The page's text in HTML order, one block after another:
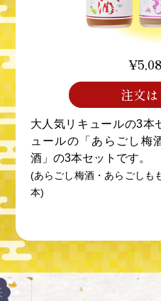
注文
大人気リキュールの3本
ュールの「あらごし梅
酒」の3本セットです。
(あらごし梅酒・あらごしも
本)